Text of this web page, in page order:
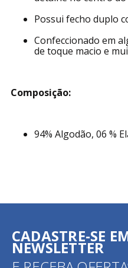
Possui fecho duplo
Confeccionado em
de toque macio e
Composição:
94% Algodão, 06 %
CADASTRE-SE
NEWSLETTER